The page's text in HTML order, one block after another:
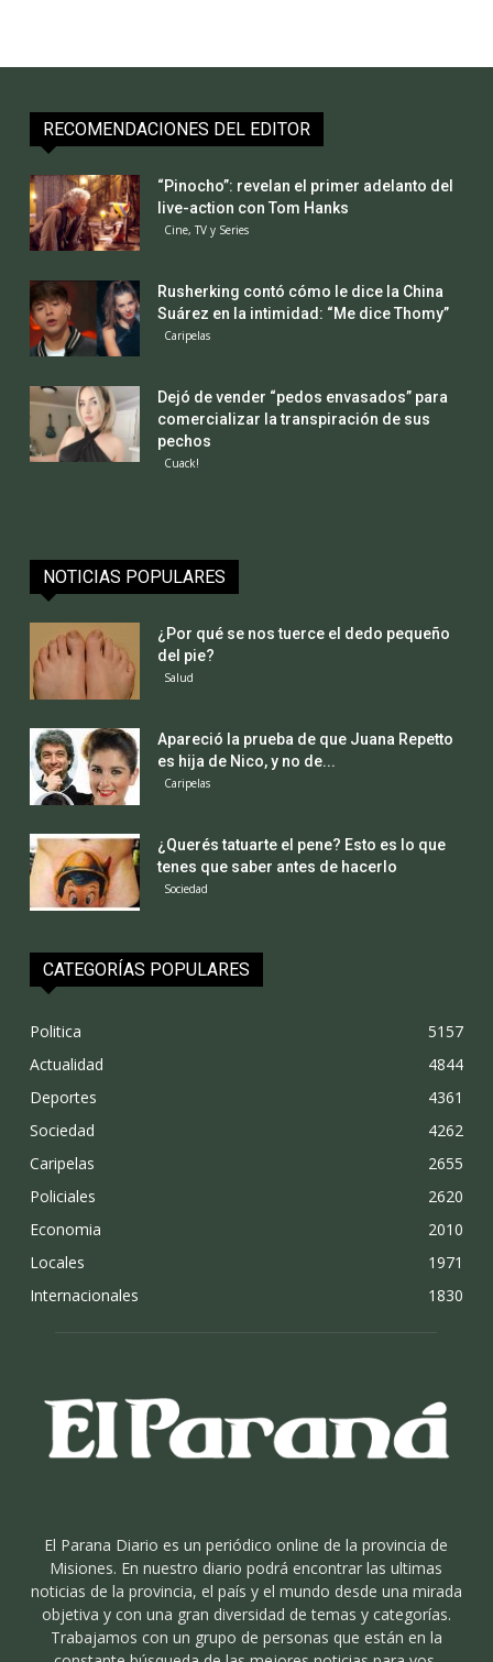
RECOMENDACIONES DEL EDITOR
“Pinocho”: revelan el primer adelanto del
live-action con Tom Hanks
Cine, TV y Series
Rusherking contó cómo le dice la China
Suárez en la intimidad: “Me dice Thomy”
Caripelas
Dejó de vender “pedos envasados” para
comercializar la transpiración de sus
pechos
Cuack!
NOTICIAS POPULARES
¿Por qué se nos tuerce el dedo pequeño
del pie?
Salud
Apareció la prueba de que Juana Repetto
es hija de Nico, y no de...
Caripelas
¿Querés tatuarte el pene? Esto es lo que
tenes que saber antes de hacerlo
Sociedad
CATEGORÍAS POPULARES
Politica
5157
Actualidad
4844
Deportes
4361
Sociedad
4262
Caripelas
2655
Policiales
2620
Economia
2010
Locales
1971
Internacionales
1830
El Parana Diario es un periódico online de la provincia de
Misiones. En nuestro diario podrá encontrar las ultimas
noticias de la provincia, el país y el mundo desde una mirada
objetiva y con una gran diversidad de temas y categorías.
Trabajamos con un grupo de personas que están en la